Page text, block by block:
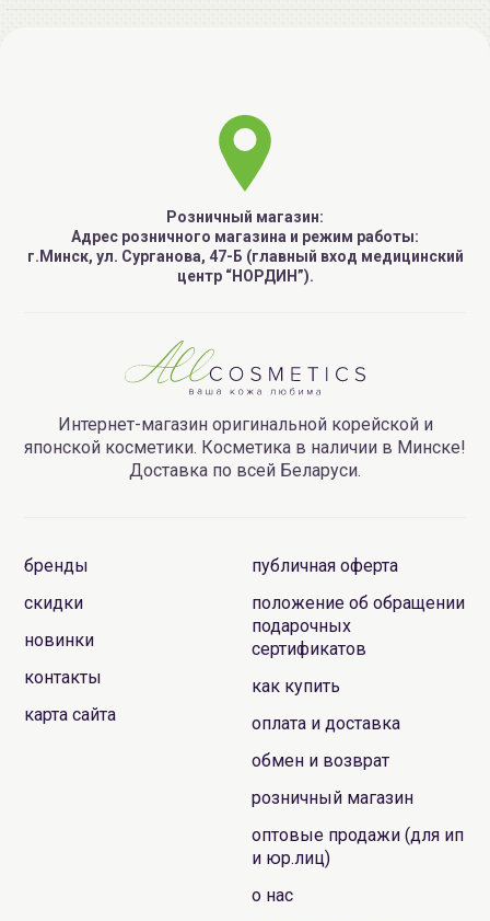
Розничный магазин:
Адрес розничного магазина и режим работы:
г.Минск, ул. Сурганова, 47-Б (главный вход медицинский
центр “НОРДИН”).
Интернет-магазин оригинальной корейской и
японской косметики. Косметика в наличии в Минске!
Доставка по всей Беларуси.
бренды
скидки
новинки
контакты
карта сайта
публичная оферта
положение об обращении
подарочных
сертификатов
как купить
оплата и доставка
обмен и возврат
розничный магазин
оптовые продажи (для ип
и юр.лиц)
о нас